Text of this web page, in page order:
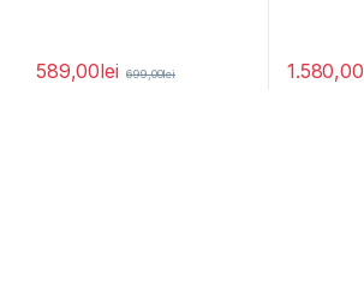
589,00lei 699,00lei 1.580,00